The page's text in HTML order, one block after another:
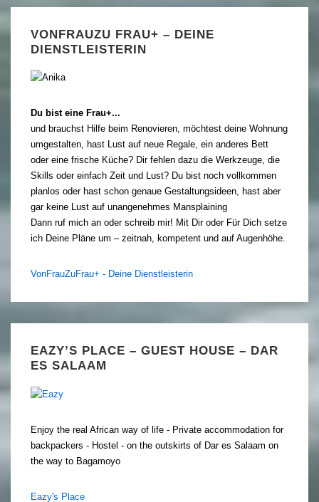
VONFRAUZU FRAU+ – DEINE
DIENSTLEISTERIN
Du bist eine Frau+...
und brauchst Hilfe beim Renovieren, möchtest deine Wohnung
umgestalten, hast Lust auf neue Regale, ein anderes Bett
oder eine frische Küche? Dir fehlen dazu die Werkzeuge, die
Skills oder einfach Zeit und Lust? Du bist noch vollkommen
planlos oder hast schon genaue Gestaltungsideen, hast aber
gar keine Lust auf unangenehmes Mansplaining
Dann ruf mich an oder schreib mir! Mit Dir oder Für Dich setze
ich Deine Pläne um – zeitnah, kompetent und auf Augenhöhe.
VonFrauZuFrau+ - Deine Dienstleisterin
EAZY’S PLACE – GUEST HOUSE – DAR
ES SALAAM
Enjoy the real African way of life - Private accommodation for
backpackers - Hostel - on the outskirts of Dar es Salaam on
the way to Bagamoyo
Eazy's Place